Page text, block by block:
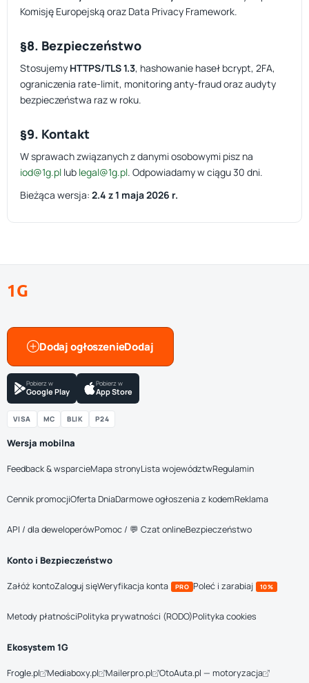
Komisję Europejską oraz Data Privacy Framework.
§8. Bezpieczeństwo
Stosujemy HTTPS/TLS 1.3, hashowanie haseł bcrypt, 2FA,
ograniczenia rate-limit, monitoring anty-fraud oraz audyty
bezpieczeństwa raz w roku.
§9. Kontakt
W sprawach związanych z danymi osobowymi pisz na
iod@1g.pl lub legal@1g.pl. Odpowiadamy w ciągu 30 dni.
Bieżąca wersja: 2.4 z 1 maja 2026 r.
1G
Dodaj ogłoszenie
Pobierz w
Google Play
Pobierz w
App Store
VISA MC BLIK P24
Wersja mobilna
Feedback & wsparcieMapa stronyLista województwRegulamin
Cennik promocjiOferta DniaDarmowe ogłoszenia z kodemReklama
API / dla deweloperówPomoc / 💬 Czat onlineBezpieczeństwo
Konto i Bezpieczeństwo
Załóż kontoZaloguj sięWeryfikacja konta PRO Poleć i zarabiaj 10%
Metody płatnościPolityka prywatności (RODO)Polityka cookies
Ekosystem 1G
Frogle.pl Mediaboxy.pl Mailerpro.pl OtoAuta.pl — motoryzacja